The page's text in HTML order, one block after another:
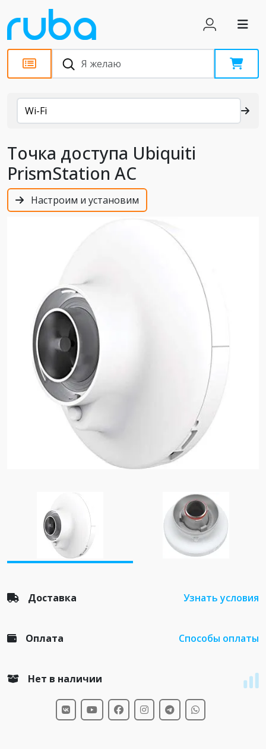
Каталог
Wi-Fi
Точка доступа Ubiquiti
PrismStation AC
Настроим и установим
Доставка Узнать условия
Оплата Способы оплаты
Нет в наличии